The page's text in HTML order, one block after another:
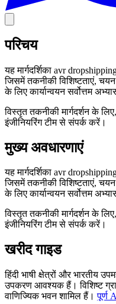
परिचय
यह मार्गदर्शिका avr
जिसमें तकनीकी विशिष्टताएं,
के लिए कार्यान्वयन सर्वोत्तम
विस्तृत तकनीकी मार्गदर्शन के
इंजीनियरिंग टीम से संपर्क करें।
मुख्य अवधारणाएं
यह मार्गदर्शिका avr
जिसमें तकनीकी विशिष्टताएं,
के लिए कार्यान्वयन सर्वोत्तम
विस्तृत तकनीकी मार्गदर्शन के
इंजीनियरिंग टीम से संपर्क करें।
खरीद गाइड
हिंदी भाषी क्षेत्रों और भारतीय
उपकरण आवश्यक हैं। विशिष्ट
वाणिज्यिक भवन शामिल हैं।पूर्ण